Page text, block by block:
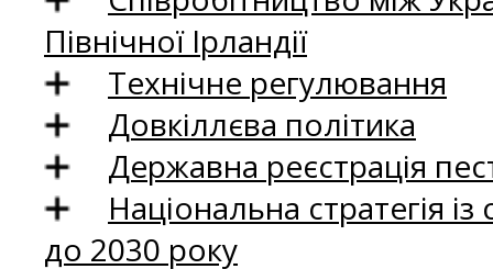
Північної Ірландії
Технічне регулювання
Довкіллєва політика
Державна реєстрація
Національна стратегія
до 2030 року